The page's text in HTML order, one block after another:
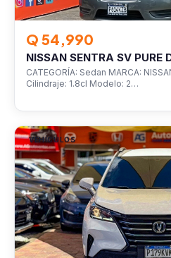
Q 54,990
NISSAN SENTRA SV PURE
CATEGORÍA: Sedan MARCA:
Cilindraje: 1.8cl Modelo: 2…
VEHÍCULOS